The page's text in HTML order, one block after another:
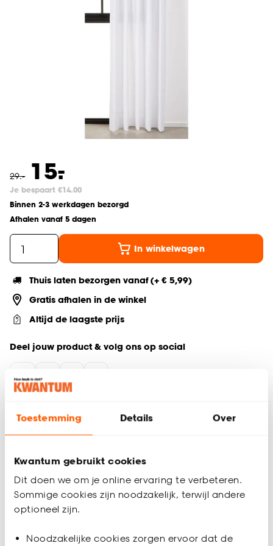
Toestemming Details Over
Kwantum gebruikt cookies
Dit doen we om je online ervaring te verbeteren.
Sommige cookies zijn noodzakelijk, terwijl andere
optioneel zijn.
Noodzakelijke cookies zorgen ervoor dat de
29.- 15.
-
Je bespaart €14.00
Binnen 2-3 werkdagen bezorgd
Afhalen vanaf 5 dagen
In winkelwagen
Thuis laten bezorgen vanaf (+ € 5,99)
Gratis afhalen in de winkel
Altijd de laagste prijs
Deel jouw product & volg ons op social
Productomschrijving
Lichtdoorlatend
Inclusief strijkband om eenvoudig in te korten
Keurmerk Oekotex
Kant en klaar gordijn Malou is in een frisse kleur wit en is
gemaakt van 100% katoen. Katoen is vocht- en
stevig materiaal en is het makkelijk te reinigen. Gordijn Malou
Productspecificaties